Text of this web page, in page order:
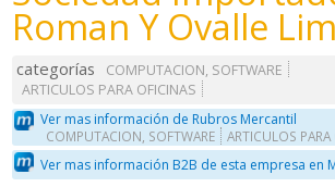
Roman Y Ovalle
categorías
COMPUTACION, SOFTWARE
ARTICULOS PARA OFICINAS
Ver mas información de Rubros Mercantil
COMPUTACION, SOFTWARE ARTICULOS
Ver mas información B2B de esta empresa en